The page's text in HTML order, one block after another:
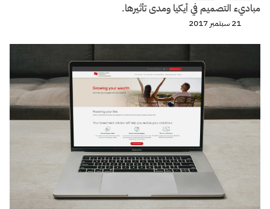
مباديء التصميم في أيكيا ومدى تأثيرها.
21 سبتمبر 2017